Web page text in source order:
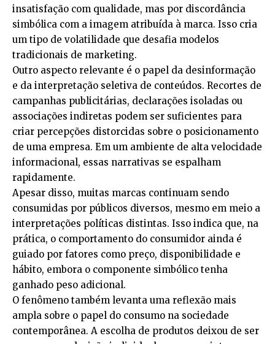
insatisfação com qualidade, mas por discordância
simbólica com a imagem atribuída à marca. Isso cria
um tipo de volatilidade que desafia modelos
tradicionais de marketing.
Outro aspecto relevante é o papel da desinformação
e da interpretação seletiva de conteúdos. Recortes de
campanhas publicitárias, declarações isoladas ou
associações indiretas podem ser suficientes para
criar percepções distorcidas sobre o posicionamento
de uma empresa. Em um ambiente de alta velocidade
informacional, essas narrativas se espalham
rapidamente.
Apesar disso, muitas marcas continuam sendo
consumidas por públicos diversos, mesmo em meio a
interpretações políticas distintas. Isso indica que, na
prática, o comportamento do consumidor ainda é
guiado por fatores como preço, disponibilidade e
hábito, embora o componente simbólico tenha
ganhado peso adicional.
O fenômeno também levanta uma reflexão mais
ampla sobre o papel do consumo na sociedade
contemporânea. A escolha de produtos deixou de ser